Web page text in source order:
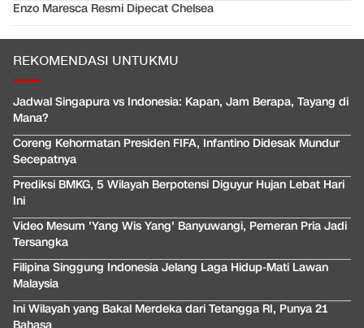
Enzo Maresca Resmi Dipecat Chelsea
REKOMENDASI UNTUKMU
Jadwal Singapura vs Indonesia: Kapan, Jam Berapa, Tayang di
Mana?
Coreng Kehormatan Presiden FIFA, Infantino Didesak Mundur
Secepatnya
Prediksi BMKG, 5 Wilayah Berpotensi Diguyur Hujan Lebat Hari
Ini
Video Mesum 'Yang Wis Yang' Banyuwangi, Pemeran Pria Jadi
Tersangka
Filipina Singgung Indonesia Jelang Laga Hidup-Mati Lawan
Malaysia
Ini Wilayah yang Bakal Merdeka dari Tetangga RI, Punya 21